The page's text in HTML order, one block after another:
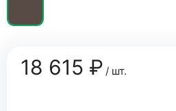
18 615 ₽/ шт.